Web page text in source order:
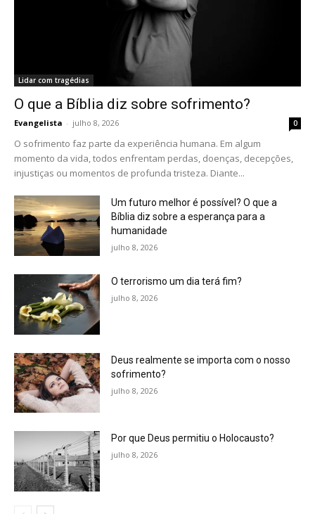
Lidar com tragédias
O que a Bíblia diz sobre sofrimento?
Evangelista - julho 8, 2026 0
O sofrimento faz parte da experiência humana. Em algum
momento da vida, todos enfrentam perdas, doenças, decepções,
injustiças ou momentos de profunda tristeza. Diante...
Um futuro melhor é possível? O que a
Bíblia diz sobre a esperança para a
humanidade
julho 8, 2026
O terrorismo um dia terá fim?
julho 8, 2026
Deus realmente se importa com o nosso
sofrimento?
julho 8, 2026
Por que Deus permitiu o Holocausto?
julho 8, 2026